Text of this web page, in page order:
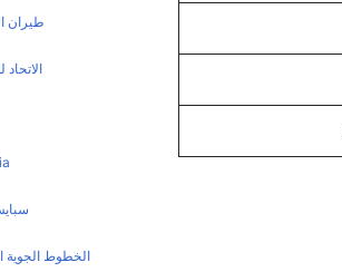
طيران
الخطوط الجوية